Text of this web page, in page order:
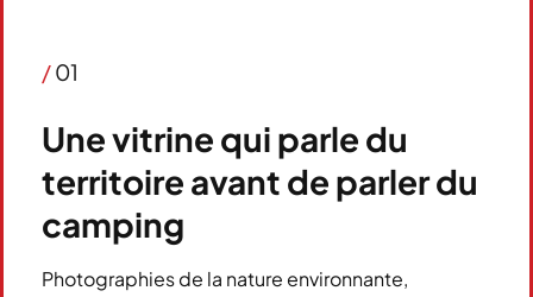
/01
Une vitrine qui parle du
territoire avant de parler du
camping
Photographies de la nature environnante,